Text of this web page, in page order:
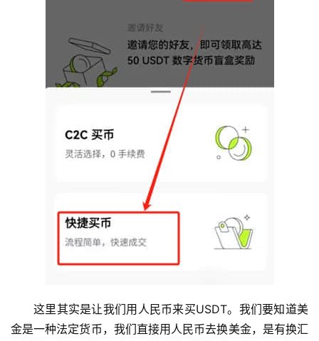
这里其实是让我们用人民币来买USDT。我们要知道美
金是一种法定货币，我们直接用人民币去换美金，是有换汇